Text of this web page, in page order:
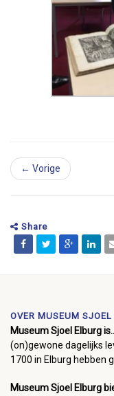
← Vorige
Share
OVER MUSEUM SJOEL
Museum Sjoel Elburg
(on)gewone dagelijks
1700 in Elburg hebben
Museum Sjoel Elburg